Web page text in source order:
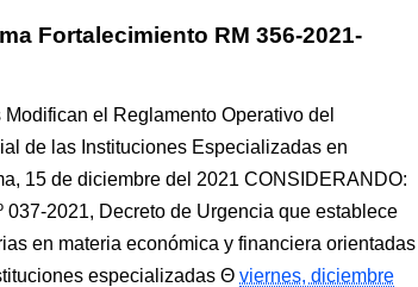
Fortalecimiento RM 356-2021-
el Reglamento Operativo del
de las Instituciones Especializadas en
15 de diciembre del 2021 CONSIDERANDO:
2021, Decreto de Urgencia que establece
en materia económica y financiera orientadas
especializadas
viernes, diciembre